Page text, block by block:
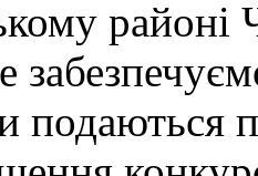
районі
подаються